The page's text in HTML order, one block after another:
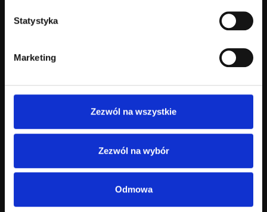
Statystyka
Marketing
Zezwól na wszystkie
Zezwól na wybór
Odmowa